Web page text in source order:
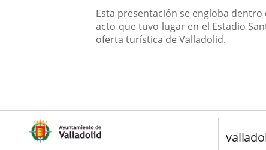
Esta presentación se engloba
acto que tuvo lugar en el Estadio
oferta turística de Valladolid.